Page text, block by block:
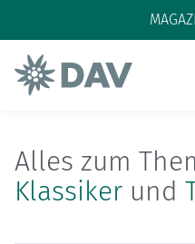
Alles zum
Klassiker und